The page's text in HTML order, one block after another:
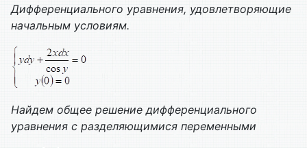
Дифференциального уравнения, удовлетворяющие
начальным условиям.
Найдем общее решение дифференциального
уравнения с разделяющимися переменными